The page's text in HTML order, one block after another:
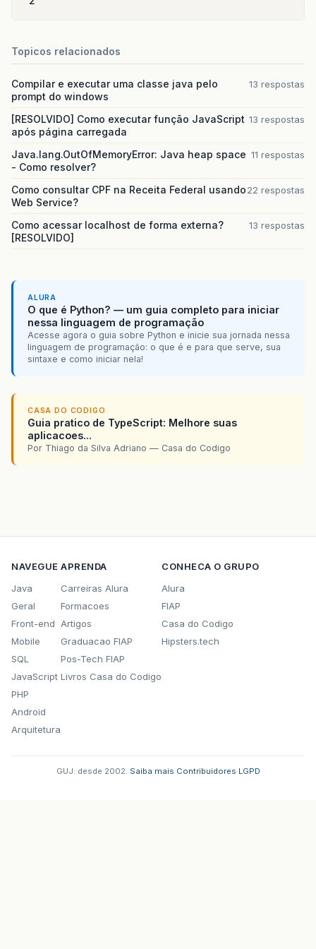
Topicos relacionados
Compilar e executar uma classe java pelo
prompt do windows
13 respostas
[RESOLVIDO] Como executar função JavaScript
após página carregada
13 respostas
Java.lang.OutOfMemoryError: Java heap space
- Como resolver?
11 respostas
Como consultar CPF na Receita Federal usando
Web Service?
22 respostas
Como acessar localhost de forma externa?
[RESOLVIDO]
13 respostas
ALURA
O que é Python? — um guia completo para iniciar
nessa linguagem de programação
Acesse agora o guia sobre Python e inicie sua jornada nessa
linguagem de programação: o que é e para que serve, sua
sintaxe e como iniciar nela!
CASA DO CODIGO
Guia pratico de TypeScript: Melhore suas
aplicacoes...
Por Thiago da Silva Adriano — Casa do Codigo
NAVEGUE
Java
Geral
Front-end
Mobile
SQL
JavaScript
PHP
Android
Arquitetura
APRENDA
Carreiras Alura
Formacoes
Artigos
Graduacao FIAP
Pos-Tech FIAP
Livros Casa do Codigo
CONHECA O GRUPO
Alura
FIAP
Casa do Codigo
Hipsters.tech
GUJ: desde 2002. Saiba mais Contribuidores LGPD